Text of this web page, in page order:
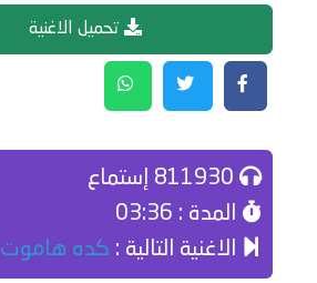
تحميل الاغنية
المدة : 03:36
الاغنية التالية : كده هاموت